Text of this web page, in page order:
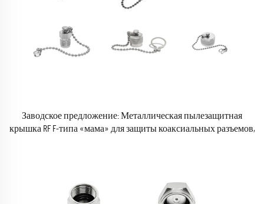
Заводское предложение: Металлическая пылезащитная
крышка RF F-типа «мама» для защиты коаксиальных разъемов,